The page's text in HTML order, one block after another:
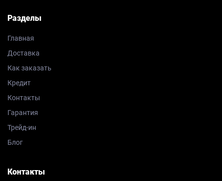
Разделы
Главная
Доставка
Как заказать
Кредит
Контакты
Гарантия
Трейд-ин
Блог
Контакты